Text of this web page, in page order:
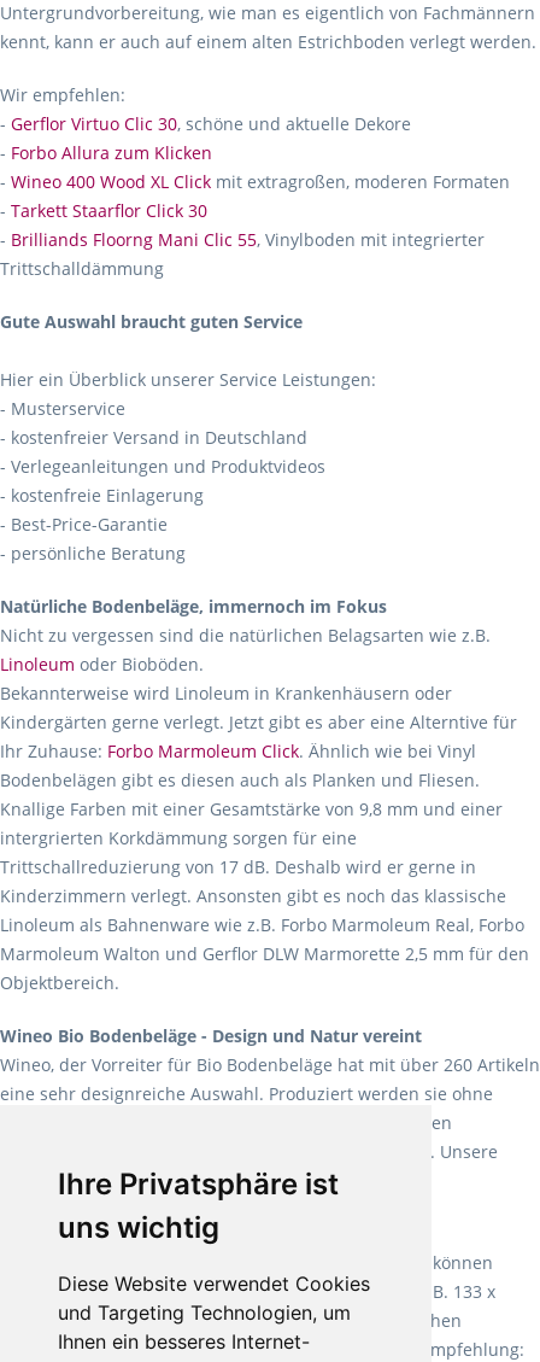
Ihre Privatsphäre ist
uns wichtig
Diese Website verwendet Cookies
und Targeting Technologien, um
Ihnen ein besseres Internet-
Untergrundvorbereitung, wie man es eigentlich von Fachmännern
kennt, kann er auch auf einem alten Estrichboden verlegt werden.
Wir empfehlen:
- Gerflor Virtuo Clic 30, schöne und aktuelle Dekore
- Forbo Allura zum Klicken
- Wineo 400 Wood XL Click mit extragroßen, moderen Formaten
- Tarkett Staarflor Click 30
- Brilliands Floorng Mani Clic 55, Vinylboden mit integrierter
Trittschalldämmung
Gute Auswahl braucht guten Service
Hier ein Überblick unserer Service Leistungen:
- Musterservice
- kostenfreier Versand in Deutschland
- Verlegeanleitungen und Produktvideos
- kostenfreie Einlagerung
- Best-Price-Garantie
- persönliche Beratung
Natürliche Bodenbeläge, immernoch im Fokus
Nicht zu vergessen sind die natürlichen Belagsarten wie z.B.
Linoleum oder Bioböden.
Bekannterweise wird Linoleum in Krankenhäusern oder
Kindergärten gerne verlegt. Jetzt gibt es aber eine Alterntive für
Ihr Zuhause: Forbo Marmoleum Click. Ähnlich wie bei Vinyl
Bodenbelägen gibt es diesen auch als Planken und Fliesen.
Knallige Farben mit einer Gesamtstärke von 9,8 mm und einer
intergrierten Korkdämmung sorgen für eine
Trittschallreduzierung von 17 dB. Deshalb wird er gerne in
Kinderzimmern verlegt. Ansonsten gibt es noch das klassische
Linoleum als Bahnenware wie z.B. Forbo Marmoleum Real, Forbo
Marmoleum Walton und Gerflor DLW Marmorette 2,5 mm für den
Objektbereich.
Wineo Bio Bodenbeläge - Design und Natur vereint
Wineo, der Vorreiter für Bio Bodenbeläge hat mit über 260 Artikeln
eine sehr designreiche Auswahl. Produziert werden sie ohne
Weichmacher und Lösungsmittel. Mit allen verfügbaren
Verlegearten ist er für jegliche Bauvorhaben attraktiv. Unsere
Empfehlung:Wineo 1000 Multi Layer XXL.
Teppiche für ein angenehmes Laufgefühl
machen es schon lange vor. Sie können
Teppich in Ihrem gewünschten Sondermaß kaufen, z.B. 133 x
60cm. Vor allem in Schlafzimmern aufgrund der weichen
Oberfläche ein sehr beliebter Zusatzboden. Unsere Empfehlung: